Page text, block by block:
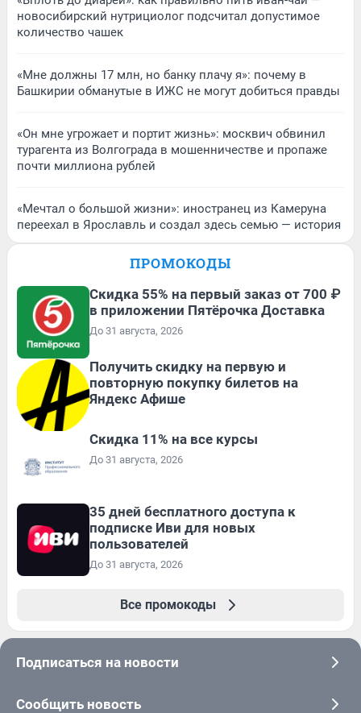
новосибирский нутрициолог подсчитал допустимое
количество чашек
«Мне должны 17 млн, но банку плачу я»: почему в
Башкирии обманутые в ИЖС не могут добиться правды
«Он мне угрожает и портит жизнь»: москвич обвинил
турагента из Волгограда в мошенничестве и пропаже
почти миллиона рублей
«Мечтал о большой жизни»: иностранец из Камеруна
переехал в Ярославль и создал здесь семью — история
ПРОМОКОДЫ
Скидка 55% на первый заказ от 700 ₽
в приложении Пятёрочка Доставка
До 31 августа, 2026
Получить скидку на первую и
повторную покупку билетов на
Яндекс Афише
Скидка 11% на все курсы
До 31 августа, 2026
35 дней бесплатного доступа к
подписке Иви для новых
пользователей
До 31 августа, 2026
Все промокоды
Подписаться на новости
Сообщить новость